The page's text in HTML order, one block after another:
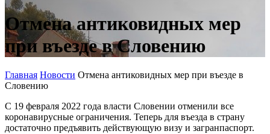
Отмена антиковидных мер
при въезде в Словению
Главная Новости Отмена антиковидных мер при въезде в
Словению
С 19 февраля 2022 года власти Словении отменили все
коронавирусные ограничения. Теперь для въезда в страну
достаточно предъявить действующую визу и загранпаспорт.